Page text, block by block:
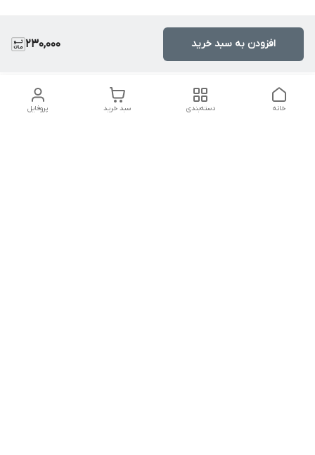
230,000 افزودن به سبد خرید
پروفایل سبد خرید دسته‌بندی خانه